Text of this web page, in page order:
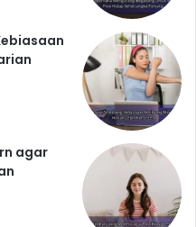
Makanan Sehat
Wajib
Kesehatan